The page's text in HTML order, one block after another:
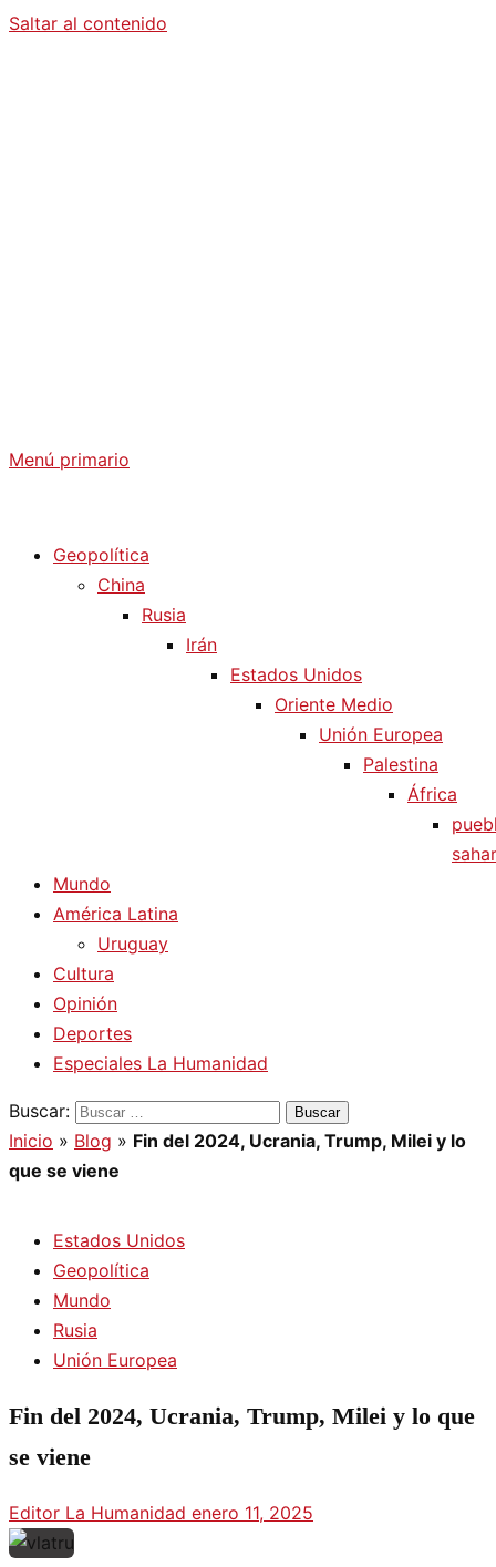
Saltar al contenido
Menú primario
Geopolítica
China
Rusia
Irán
Estados Unidos
Oriente Medio
Unión Europea
Palestina
África
Mundo
América Latina
Uruguay
Cultura
Opinión
Deportes
Especiales La Humanidad
Buscar:
Inicio » Blog » Fin del 2024, Ucrania, Trump, Milei y lo
que se viene
Estados Unidos
Geopolítica
Mundo
Rusia
Unión Europea
Fin del 2024, Ucrania, Trump, Milei y lo que
se viene
Editor La Humanidad enero 11, 2025